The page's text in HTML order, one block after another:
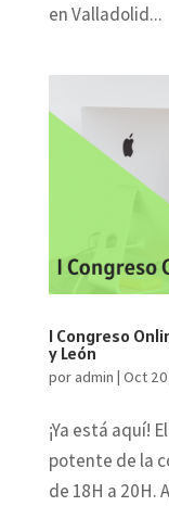
en Valladolid...
I Congreso
y León
por admin | Oct
¡Ya está aquí!
potente de la
de 18H a 20H.